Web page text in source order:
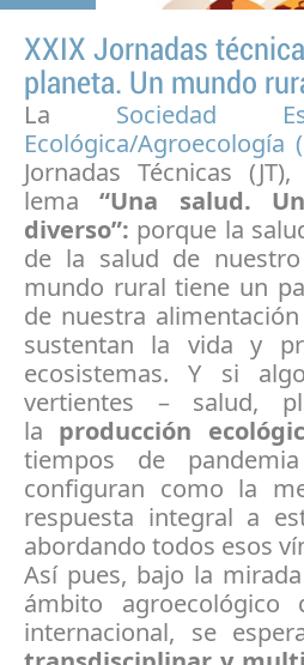
XXIX Jornadas
planeta. Un mundo
La Sociedad
Ecológica/Agroecología
Jornadas Técnicas
lema“Una salud.
diverso”: porque la
de la salud de
mundo rural tiene un
de nuestra
sustentan la vida y
ecosistemas. Y si
vertientes – salud,
la producción
tiempos de
configuran como la
respuesta integral a
abordando todos esos
Así pues, bajo la
ámbito
internacional, se